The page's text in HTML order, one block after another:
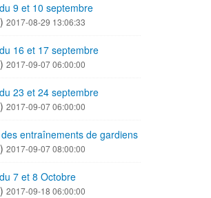
9 et 10 septembre
) 2017-08-29 13:06:33
16 et 17 septembre
) 2017-09-07 06:00:00
23 et 24 septembre
) 2017-09-07 06:00:00
entraînements de gardiens
) 2017-09-07 08:00:00
7 et 8 Octobre
) 2017-09-18 06:00:00